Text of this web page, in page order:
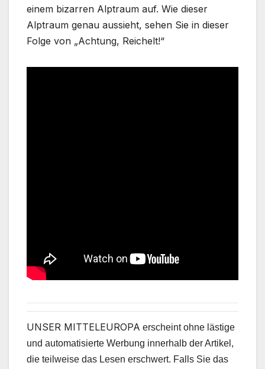
einem bizarren Alptraum auf. Wie dieser
Alptraum genau aussieht, sehen Sie in dieser
Folge von „Achtung, Reichelt!“
UNSER MITTELEUROPA erscheint ohne lästige
und automatisierte Werbung innerhalb der Artikel,
die teilweise das Lesen erschwert. Falls Sie das